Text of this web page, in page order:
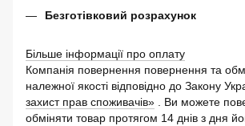
Безготівковий розрахунок
Більше інформації про оплату
Компанія повернення повернення та
належної якості відповідно до Закону
захист прав споживачів» . Ви можете
обміняти товар протягом 14 днів з дня